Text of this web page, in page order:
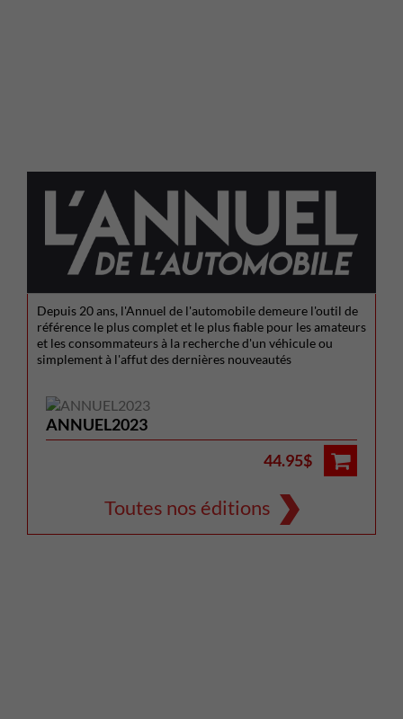
Depuis 20 ans, l'Annuel de l'automobile demeure l'outil de
référence le plus complet et le plus fiable pour les amateurs
et les consommateurs à la recherche d'un véhicule ou
simplement à l'affut des dernières nouveautés
ANNUEL2023
44.95$
Toutes nos éditions